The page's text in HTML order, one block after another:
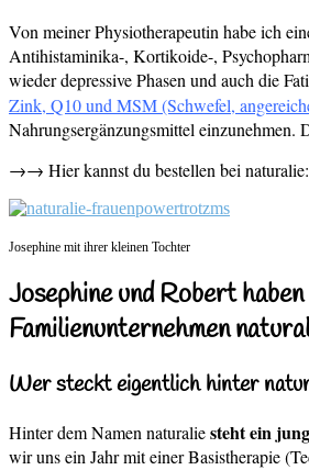
Von meiner Physiotherapeutin habe ich
Antihistaminika-, Kortikoide-,
wieder depressive Phasen und auch die
Zink, Q10 und MSM (Schwefel,
Nahrungsergänzungsmittel
→→ Hier kannst du bestellen bei naturalie:
Josephine mit ihrer kleinen Tochter
Josephine und Robert
Familienunternehmen
Wer steckt eigentlich hinter
Hinter dem Namen naturaliesteht ein
wir uns ein Jahr mit einer Basistherapie